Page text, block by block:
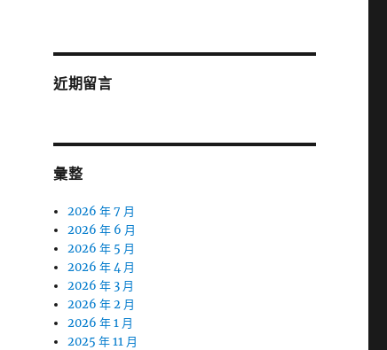
近期留言
彙整
2026 年 7 月
2026 年 6 月
2026 年 5 月
2026 年 4 月
2026 年 3 月
2026 年 2 月
2026 年 1 月
2025 年 11 月